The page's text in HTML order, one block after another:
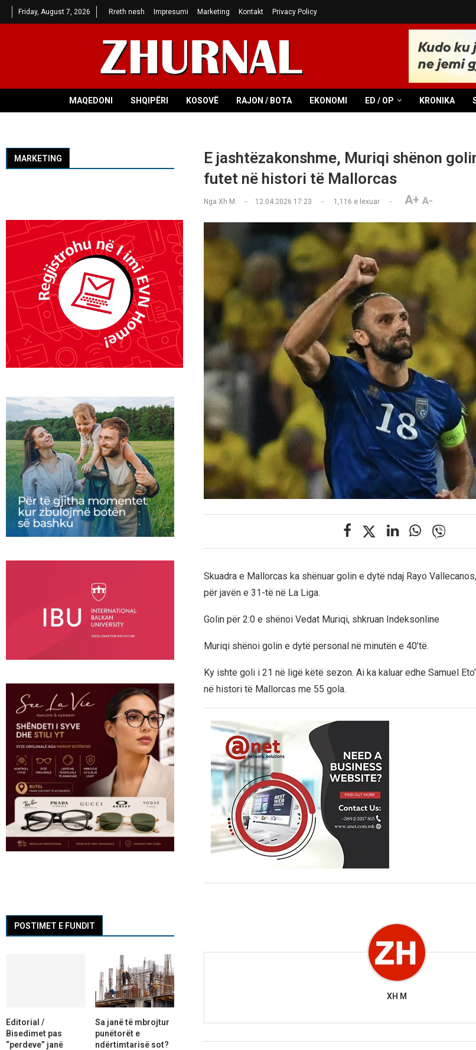
Friday, August 7, 2026 Rreth nesh Impresumi Marketing Kontakt Privacy Policy
MAQEDONI SHQIPËRI KOSOVË RAJON / BOTA EKONOMI ED / OP KRONIKA
E jashtëzakonshme, Muriqi shënon
futet në histori të Mallorcas
Nga Xh M 12.04.2026 17:23 1,116 e lexuar A+ A-
Skuadra e Mallorcas ka shënuar golin e dytë ndaj Rayo
për javën e 31-të në La Liga.
Golin për 2:0 e shënoi Vedat Muriqi, shkruan Indeksonline
Muriqi shënoi golin e dytë personal në minutën e 40’të.
Ky ishte goli i 21 në ligë këtë sezon. Ai ka kaluar edhe Samuel
në histori të Mallorcas me 55 gola.
XH M
MARKETING
POSTIMET E FUNDIT
Editorial /
Bisedimet pas
“perdeve” janë
Sa janë të mbrojtur
punëtorët e
ndërtimtarisë sot?